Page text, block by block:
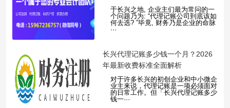
于长兴之地, 企业主们最为常问的一
个问题乃为: “代理记账公司到底该如
何去选? ”毕竟, 财务乃是企业的命脉
···
​长兴代理记账多少钱一个月？2026
年最新收费标准全面解析
对于许多长兴的初创企业和中小微企
业主来说，代理记账是一项必须面对
的日常工作。但「长兴代理记账多少
钱一···